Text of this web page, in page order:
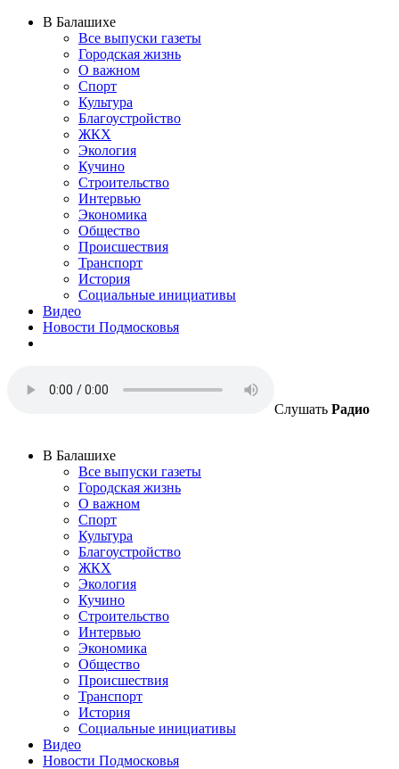
В Балашихе
Все выпуски газеты
Городская жизнь
О важном
Спорт
Культура
Благоустройство
ЖКХ
Экология
Кучино
Строительство
Интервью
Экономика
Общество
Происшествия
Транспорт
История
Социальные инициативы
Видео
Новости Подмосковья
Слушать Радио
В Балашихе
Все выпуски газеты
Городская жизнь
О важном
Спорт
Культура
Благоустройство
ЖКХ
Экология
Кучино
Строительство
Интервью
Экономика
Общество
Происшествия
Транспорт
История
Социальные инициативы
Видео
Новости Подмосковья